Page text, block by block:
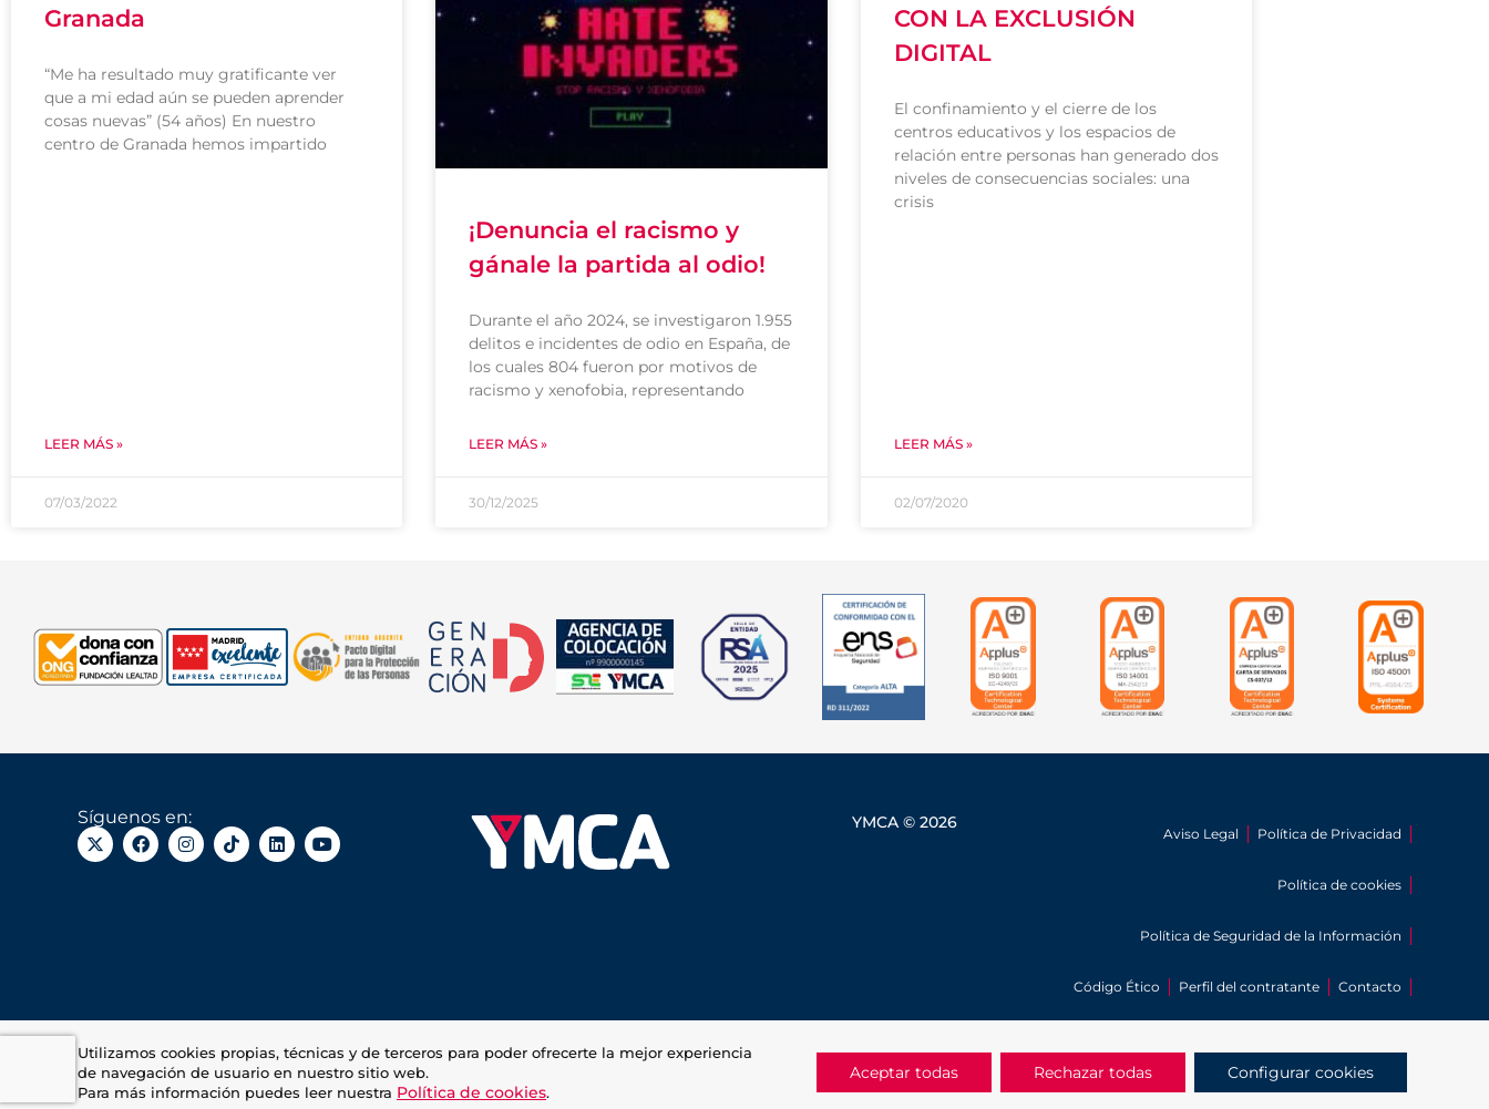
Granada
“Me ha resultado muy gratificante ver
que a mi edad aún se pueden aprender
cosas nuevas” (54 años) En nuestro
centro de Granada hemos impartido
LEER MÁS »
07/03/2022
¡Denuncia el racismo y
gánale la partida al odio!
Durante el año 2024, se investigaron 1.955
delitos e incidentes de odio en España, de
los cuales 804 fueron por motivos de
racismo y xenofobia, representando
LEER MÁS »
30/12/2025
CON LA EXCLUSIÓN
DIGITAL
El confinamiento y el cierre de los
centros educativos y los espacios de
relación entre personas han generado dos
niveles de consecuencias sociales: una
crisis
LEER MÁS »
02/07/2020
Protección a la Infancia
Síguenos en: YMCA © 2026
Aviso Legal Política de Privacidad
Política de cookies
Política de Seguridad de la Información
Código Ético Perfil del contratante Contacto
Utilizamos cookies propias, técnicas y de terceros para poder ofrecerte la mejor experiencia
de navegación de usuario en nuestro sitio web.
Para más información puedes leer nuestra Política de cookies.
Aceptar todas Rechazar todas Configurar cookies